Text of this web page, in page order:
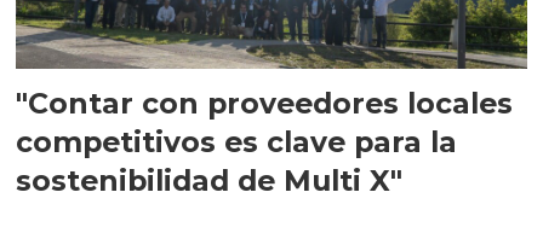
"Contar con proveedores locales
competitivos es clave para la
sostenibilidad de Multi X"